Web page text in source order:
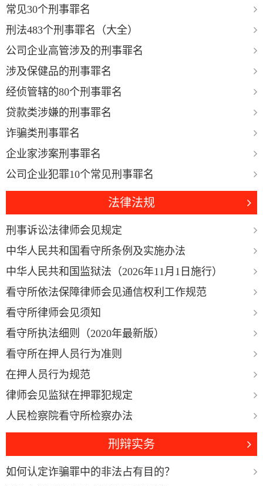
常见30个刑事罪名
刑法483个刑事罪名（大全）
公司企业高管涉及的刑事罪名
涉及保健品的刑事罪名
经侦管辖的80个刑事罪名
贷款类涉嫌的刑事罪名
诈骗类刑事罪名
企业家涉案刑事罪名
公司企业犯罪10个常见刑事罪名
法律法规
刑事诉讼法律师会见规定
中华人民共和国看守所条例及实施办法
中华人民共和国监狱法（2026年11月1日施行）
看守所依法保障律师会见通信权利工作规范
看守所律师会见须知
看守所执法细则（2020年最新版）
看守所在押人员行为准则
在押人员行为规范
律师会见监狱在押罪犯规定
人民检察院看守所检察办法
刑辩实务
如何认定诈骗罪中的非法占有目的？